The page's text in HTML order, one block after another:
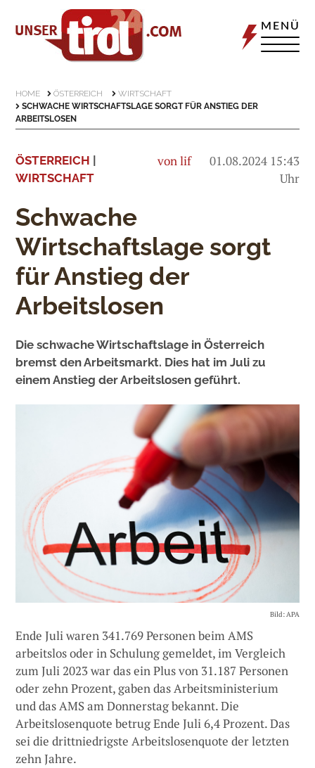
MENÜ
HOME ÖSTERREICH
WIRTSCHAFT
SCHWACHE WIRTSCHAFTSLAGE SORGT FÜR ANSTIEG DER
ARBEITSLOSEN
ÖSTERREICH
WIRTSCHAFT
von lif
01.08.2024 15:43
Uhr
Schwache
Wirtschaftslage sorgt
für Anstieg der
Arbeitslosen
Die schwache Wirtschaftslage in Österreich
bremst den Arbeitsmarkt. Dies hat im Juli zu
einem Anstieg der Arbeitslosen geführt.
Bild: APA
Ende Juli waren 341.769 Personen beim AMS
arbeitslos oder in Schulung gemeldet, im Vergleich
zum Juli 2023 war das ein Plus von 31.187 Personen
oder zehn Prozent, gaben das Arbeitsministerium
und das AMS am Donnerstag bekannt. Die
Arbeitslosenquote betrug Ende Juli 6,4 Prozent. Das
sei die drittniedrigste Arbeitslosenquote der letzten
zehn Jahre.